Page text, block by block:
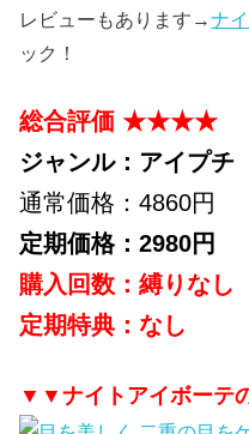
レビューもあります→ナ
ック！
総合評価 ★★★★
ジャンル：アイプチ
通常価格：4860円
定期価格：2980円
購入回数：縛りなし
定期特典：なし
▼▼ナイトアイボーテ